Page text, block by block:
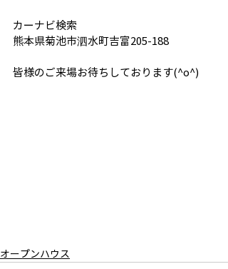
カーナビ検索
熊本県菊池市泗水町吉富205-188
皆様のご来場お待ちしております(^o^)
オープンハウス